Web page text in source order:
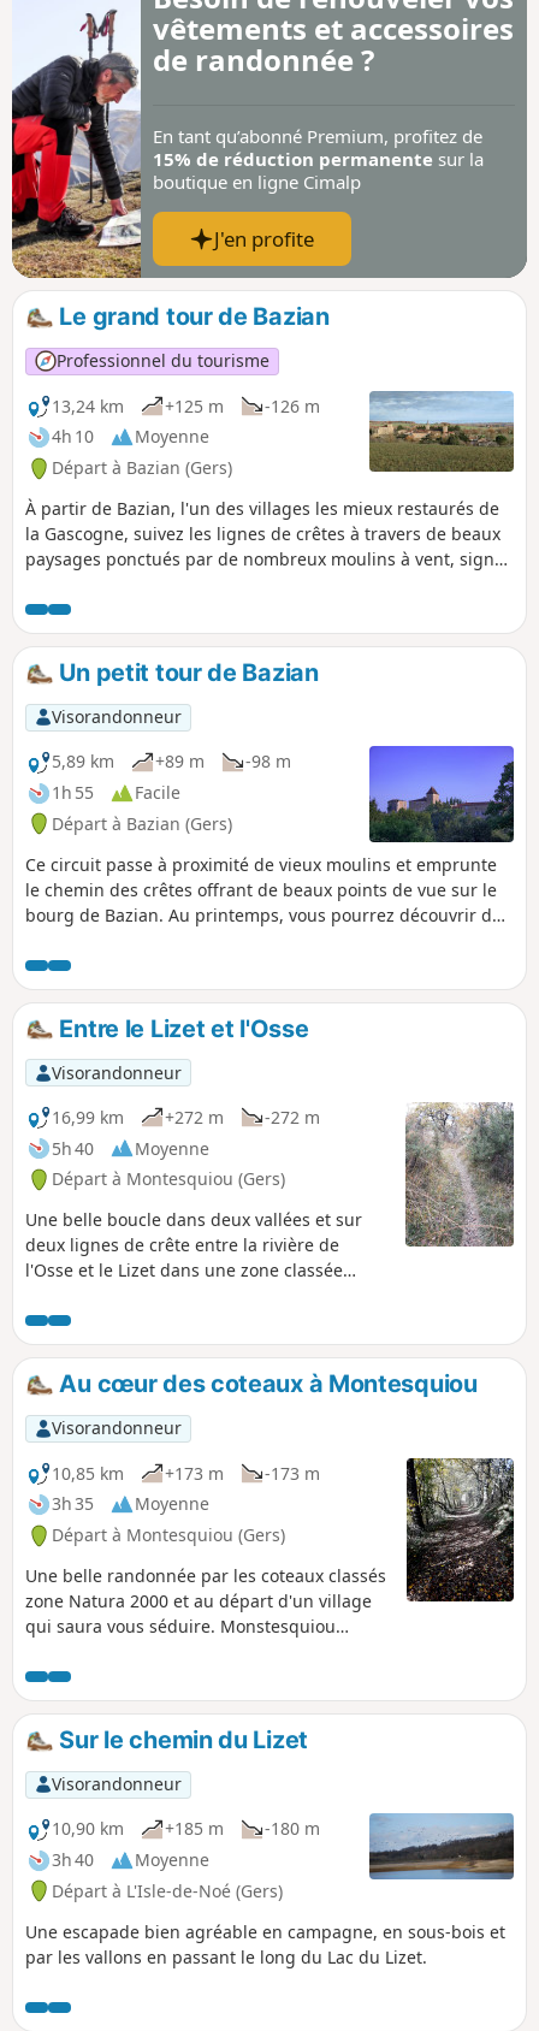
vêtements et accessoires
de randonnée ?
En tant qu’abonné Premium, profitez de
15% de réduction permanente sur la
boutique en ligne Cimalp
J'en profite
Le grand tour de Bazian
Professionnel du tourisme
13,24 km
+125 m
-126 m
4h 10
Moyenne
Départ à Bazian (Gers)
À partir de Bazian, l'un des villages les mieux restaurés de
la Gascogne, suivez les lignes de crêtes à travers de beaux
paysages ponctués par de nombreux moulins à vent, signes
sud de Vic-Fezensac, vous découvrirez notamment le village
et son château rénové, des moulins et des points de vue.
Un petit tour de Bazian
Visorandonneur
5,89 km
+89 m
-98 m
1h 55
Facile
Départ à Bazian (Gers)
Ce circuit passe à proximité de vieux moulins et emprunte
le chemin des crêtes offrant de beaux points de vue sur le
bourg de Bazian. Au printemps, vous pourrez découvrir des
Entre le Lizet et l'Osse
Visorandonneur
16,99 km
+272 m
-272 m
5h 40
Moyenne
Départ à Montesquiou (Gers)
Une belle boucle dans deux vallées et sur
deux lignes de crête entre la rivière de
l'Osse et le Lizet dans une zone classée
Au cœur des coteaux à Montesquiou
Visorandonneur
10,85 km
+173 m
-173 m
3h 35
Moyenne
Départ à Montesquiou (Gers)
Une belle randonnée par les coteaux classés
zone Natura 2000 et au départ d'un village
qui saura vous séduire. Monstesquiou
Sur le chemin du Lizet
Visorandonneur
10,90 km
+185 m
-180 m
3h 40
Moyenne
Départ à L'Isle-de-Noé (Gers)
Une escapade bien agréable en campagne, en sous-bois et
par les vallons en passant le long du Lac du Lizet.